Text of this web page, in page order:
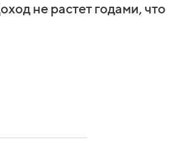
не растет годами, что